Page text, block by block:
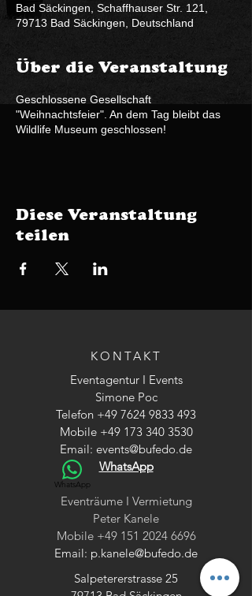
Bad Säckingen, Schaffhauser Str. 121,
79713 Bad Säckingen, Deutschland
Über die Veranstaltung
Geschlossene Gesellschaft
"Weihnachtsfeier". An dem Tag bleibt das
Wildlife Museum geschlossen!
Diese Veranstaltung
teilen
KONTAKT
Eventagentur I Events
Simone Poc
Telefon +49 7624 9833 493
Mobile +49 173 340 3530
Email: events@bufedo.de
WhatsApp
Eventräume I Vermietung
Peter Kanele
Mobile +49 151 2024 6696
Email: p.kanele@bufedo.de
WhatsApp
Salpetererstrasse 25